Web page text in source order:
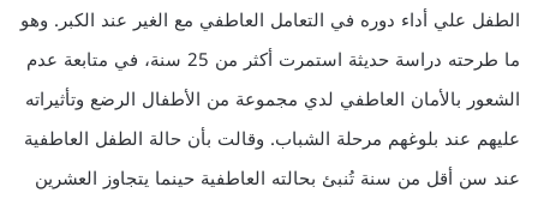
الطفل علي أداء دوره في التعامل العاطفي مع الغير عند الكبر. وهو
ما طرحته دراسة حديثة استمرت أكثر من 25 سنة، في متابعة عدم
الشعور بالأمان العاطفي لدي مجموعة من الأطفال الرضع وتأثيراته
عليهم عند بلوغهم مرحلة الشباب. وقالت بأن حالة الطفل العاطفية
عند سن أقل من سنة تُنبئ بحالته العاطفية حينما يتجاوز العشرين